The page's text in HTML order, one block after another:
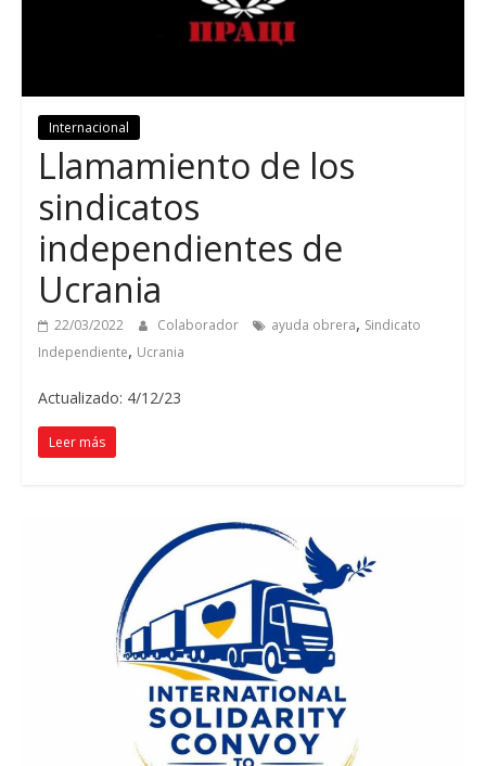
Internacional
Llamamiento de los
sindicatos
independientes de
Ucrania
22/03/2022 Colaborador ayuda obrera, Sindicato
Independiente, Ucrania
Actualizado: 4/12/23
Leer más